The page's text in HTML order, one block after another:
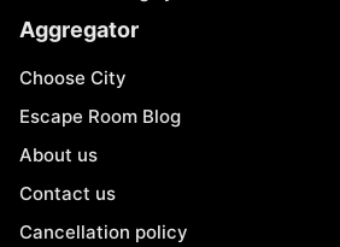
Aggregator
Choose City
Escape Room Blog
About us
Contact us
Cancellation policy